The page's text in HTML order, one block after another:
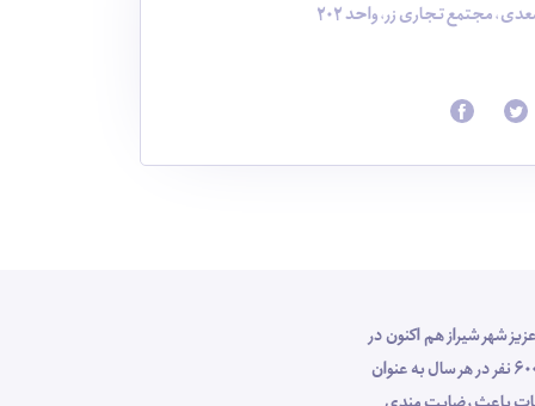
مجتمع تجاری زر، واحد 202
مهمانان عزیز شهر شیراز هم اکنون در
جایگاه ارزشمندی در صنعت گردشگری کشور قرار دارد ، بطوری که با پرسنل کارآزموده خود طی 10 سال اخیر با برگزاری تور های شیراز گردی برای بیش از 6000 نفر در هر سال به عنوان